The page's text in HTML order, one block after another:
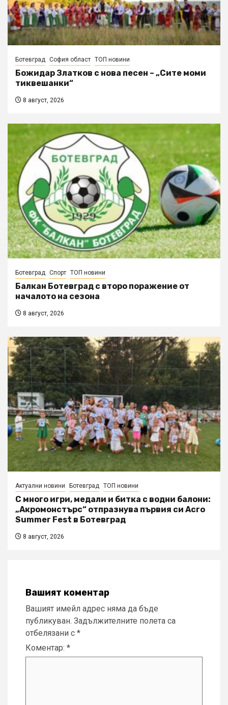
Ботевград София област ТОП новини
Божидар Златков с нова песен – „Сите моми
тиквешанки“
8 август, 2026
Ботевград Спорт ТОП новини
Балкан Ботевград с второ поражение от
началото на сезона
8 август, 2026
Актуални новини Ботевград ТОП новини
С много игри, медали и битка с водни балони:
„Акромонстърс“ отпразнува първия си Acro
Summer Fest в Ботевград
8 август, 2026
Вашият коментар
Вашият имейл адрес няма да бъде
публикуван. Задължителните полета са
отбелязани с *
Коментар: *